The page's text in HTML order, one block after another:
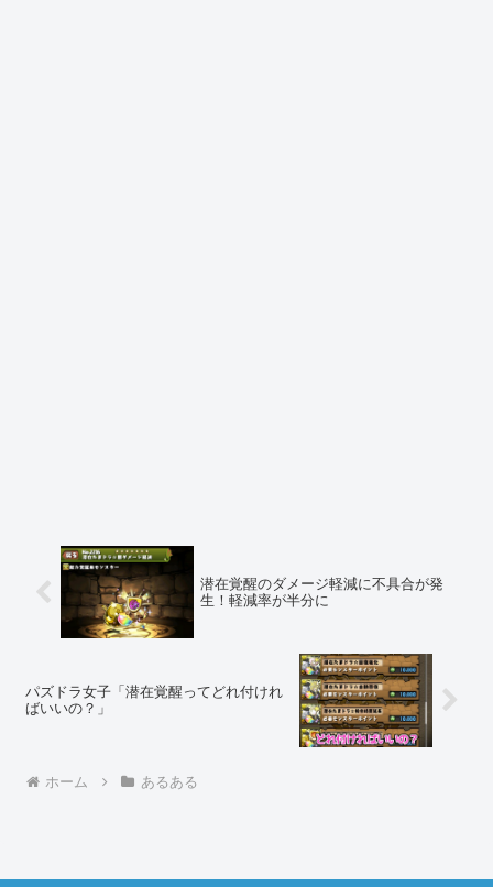
潜在覚醒のダメージ軽減に不具合が発
生！軽減率が半分に
パズドラ女子「潜在覚醒ってどれ付けれ
ばいいの？」
ホーム あるある